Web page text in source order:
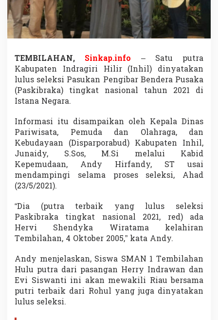
a
t
a
k
a
L
u
l
u
s
l
e
k
s
i
a
s
b
a
a
i
n
g
k
a
TEMBILAHAN, Sinkap.info – Satu putra
Kabupaten Indragiri Hilir (Inhil) dinyatakan
lulus seleksi Pasukan Pengibar Bendera Pusaka
(Paskibraka) tingkat nasional tahun 2021 di
Istana Negara.
Informasi itu disampaikan oleh Kepala Dinas
Pariwisata, Pemuda dan Olahraga, dan
Kebudayaan (Disparporabud) Kabupaten Inhil,
Junaidy, S.Sos, M.Si melalui Kabid
Kepemudaan, Andy Hirfandy, ST usai
mendampingi selama proses seleksi, Ahad
(23/5/2021).
“Dia (putra terbaik yang lulus seleksi
Paskibraka tingkat nasional 2021, red) ada
Hervi Shendyka Wiratama kelahiran
Tembilahan, 4 Oktober 2005,” kata Andy.
Andy menjelaskan, Siswa SMAN 1 Tembilahan
Hulu putra dari pasangan Herry Indrawan dan
Evi Siswanti ini akan mewakili Riau bersama
putri terbaik dari Rohul yang juga dinyatakan
lulus seleksi.